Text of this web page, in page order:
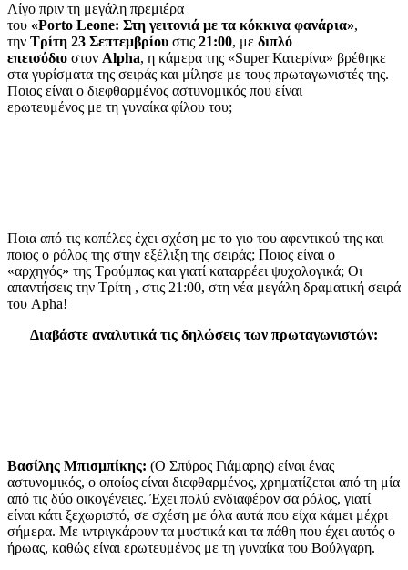
Λίγο πριν τη μεγάλη πρεμιέρα
του «Porto Leone: Στη γειτονιά με τα κόκκινα φανάρια»,
την Τρίτη 23 Σεπτεμβρίου στις 21:00, με διπλό
επεισόδιο στον Alpha, η κάμερα της «Super Κατερίνα» βρέθηκε
στα γυρίσματα της σειράς και μίλησε με τους πρωταγωνιστές της.
Ποιος είναι ο διεφθαρμένος αστυνομικός που είναι
ερωτευμένος με τη γυναίκα φίλου του;
Ποια από τις κοπέλες έχει σχέση με το γιο του αφεντικού της και
ποιος ο ρόλος της στην εξέλιξη της σειράς; Ποιος είναι ο
«αρχηγός» της Τρούμπας και γιατί καταρρέει ψυχολογικά; Οι
απαντήσεις την Τρίτη , στις 21:00, στη νέα μεγάλη δραματική σειρά
του Apha!
Διαβάστε αναλυτικά τις δηλώσεις των πρωταγωνιστών:
Βασίλης Μπισμπίκης: (Ο Σπύρος Γιάμαρης) είναι ένας
αστυνομικός, ο οποίος είναι διεφθαρμένος, χρηματίζεται από τη μία
από τις δύο οικογένειες. Έχει πολύ ενδιαφέρον σα ρόλος, γιατί
είναι κάτι ξεχωριστό, σε σχέση με όλα αυτά που είχα κάμει μέχρι
σήμερα. Με ιντριγκάρουν τα μυστικά και τα πάθη που έχει αυτός ο
ήρωας, καθώς είναι ερωτευμένος με τη γυναίκα του Βούλγαρη.